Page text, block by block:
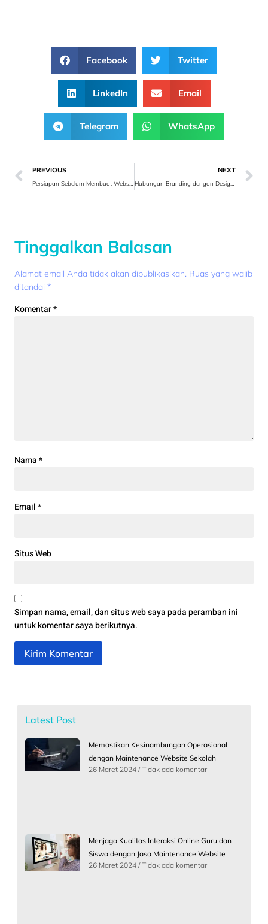
Facebook Twitter
LinkedIn Email
Telegram WhatsApp
PREVIOUS
Persiapan Sebelum Membuat Website
NEXT
Hubungan Branding dengan Design dan Logo Bisnis
Tinggalkan Balasan
Alamat email Anda tidak akan dipublikasikan. Ruas yang wajib
ditandai *
Komentar*
Nama*
Email*
Situs Web
Simpan nama, email, dan situs web saya pada peramban ini
untuk komentar saya berikutnya.
Latest Post
Memastikan Kesinambungan Operasional
dengan Maintenance Website Sekolah
26 Maret 2024 Tidak ada komentar
Menjaga Kualitas Interaksi Online Guru dan
Siswa dengan Jasa Maintenance Website
26 Maret 2024 Tidak ada komentar